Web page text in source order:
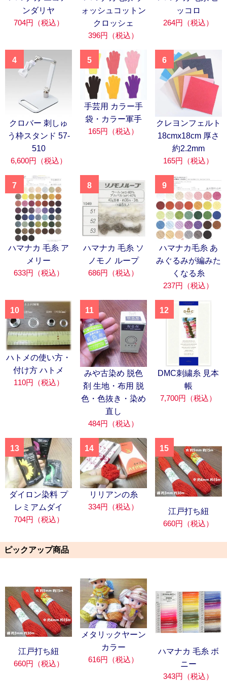
ンダリヤ
704円（税込）
ォッシュコットン
クロッシェ
396円（税込）
ッコロ
264円（税込）
4
クロバー 刺しゅ
う枠スタンド 57-
510
6,600円（税込）
5
手芸用 カラー手
袋・カラー軍手
165円（税込）
6
クレヨンフェルト
18cmx18cm 厚さ
約2.2mm
165円（税込）
7
ハマナカ 毛糸 ア
メリー
633円（税込）
8
ハマナカ 毛糸 ソ
ノモノ ループ
686円（税込）
9
ハマナカ毛糸 あ
みぐるみが編みた
くなる糸
237円（税込）
10
ハトメの使い方・
付け方 ハトメ
110円（税込）
11
みや古染め 脱色
剤 生地・布用 脱
色・色抜き・染め
直し
484円（税込）
12
DMC刺繍糸 見本
帳
7,700円（税込）
13
ダイロン染料 プ
レミアムダイ
704円（税込）
14
リリアンの糸
334円（税込）
15
江戸打ち紐
660円（税込）
ピックアップ商品
江戸打ち紐
660円（税込）
メタリックヤーン
カラー
616円（税込）
ハマナカ 毛糸 ボ
ニー
343円（税込）